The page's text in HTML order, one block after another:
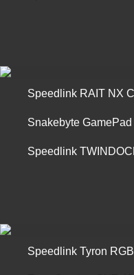
Speedlink RAIT NX
Snakebyte
Speedlink
Speedlink Tyron